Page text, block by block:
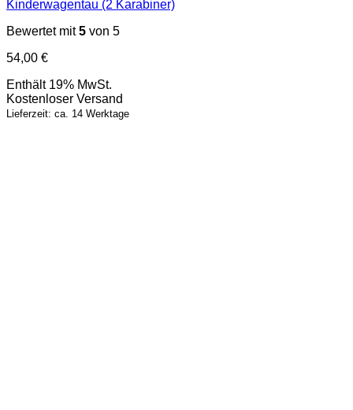
Kinderwagentau (2 Karabiner)
Bewertet mit5 von 5
54,00 €
Enthält 19% MwSt.
Kostenloser Versand
Lieferzeit: ca. 14 Werktage